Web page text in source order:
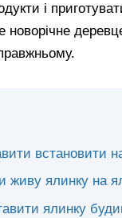
і
встановити
живу ялинку на
ялинку